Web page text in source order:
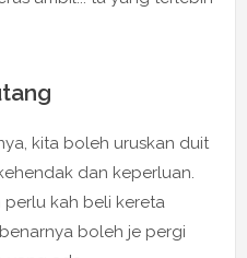
kita boleh uruskan duit
dan keperluan.
perlu kah beli kereta
boleh je pergi